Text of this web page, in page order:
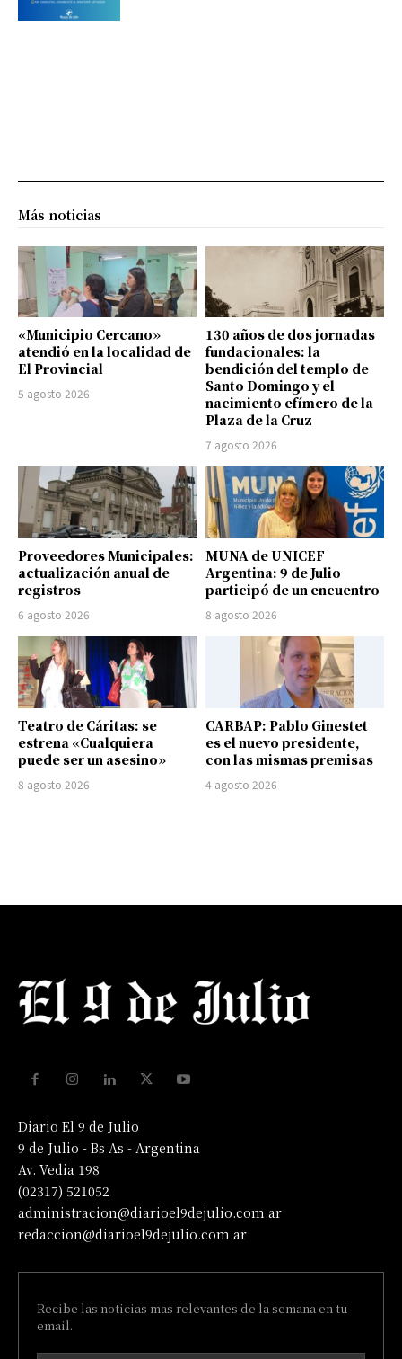
Más noticias
«Municipio Cercano»
atendió en la localidad de
El Provincial
5 agosto 2026
130 años de dos jornadas
fundacionales: la
bendición del templo de
Santo Domingo y el
nacimiento efímero de la
Plaza de la Cruz
7 agosto 2026
Proveedores Municipales:
actualización anual de
registros
6 agosto 2026
MUNA de UNICEF
Argentina: 9 de Julio
participó de un encuentro
8 agosto 2026
Teatro de Cáritas: se
estrena «Cualquiera
puede ser un asesino»
8 agosto 2026
CARBAP: Pablo Ginestet
es el nuevo presidente,
con las mismas premisas
4 agosto 2026
Diario El 9 de Julio
9 de Julio - Bs As - Argentina
Av. Vedia 198
(02317) 521052
administracion@diarioel9dejulio.com.ar
redaccion@diarioel9dejulio.com.ar
Recibe las noticias mas relevantes de la semana en tu
email.